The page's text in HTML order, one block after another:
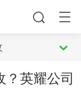
？英耀公司